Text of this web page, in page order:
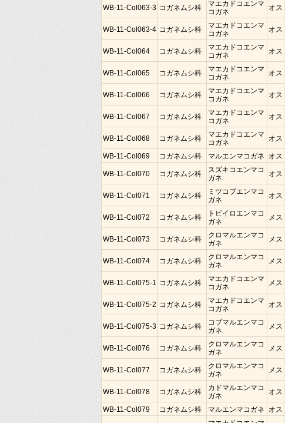
WB-11-Col063-3 コガネムシ科
マエカドコエンマ
コガネ
オス
WB-11-Col063-4 コガネムシ科
マエカドコエンマ
コガネ
オス
WB-11-Col064 コガネムシ科
マエカドコエンマ
コガネ
オス
WB-11-Col065 コガネムシ科
マエカドコエンマ
コガネ
オス
WB-11-Col066 コガネムシ科
マエカドコエンマ
コガネ
オス
WB-11-Col067 コガネムシ科
マエカドコエンマ
コガネ
オス
WB-11-Col068 コガネムシ科
マエカドコエンマ
コガネ
オス
WB-11-Col069 コガネムシ科 マルエンマコガネ オス
WB-11-Col070 コガネムシ科
スズキコエンマコ
ガネ
オス
WB-11-Col071 コガネムシ科
ミツコブエンマコ
ガネ
オス
WB-11-Col072 コガネムシ科
トビイロエンマコ
ガネ
メス
WB-11-Col073 コガネムシ科
クロマルエンマコ
ガネ
メス
WB-11-Col074 コガネムシ科
クロマルエンマコ
ガネ
メス
WB-11-Col075-1 コガネムシ科
マエカドコエンマ
コガネ
メス
WB-11-Col075-2 コガネムシ科
マエカドコエンマ
コガネ
オス
WB-11-Col075-3 コガネムシ科
コブマルエンマコ
ガネ
メス
WB-11-Col076 コガネムシ科
クロマルエンマコ
ガネ
メス
WB-11-Col077 コガネムシ科
クロマルエンマコ
ガネ
メス
WB-11-Col078 コガネムシ科
カドマルエンマコ
ガネ
オス
WB-11-Col079
コガネムシ科 マルエンマコガネ オス